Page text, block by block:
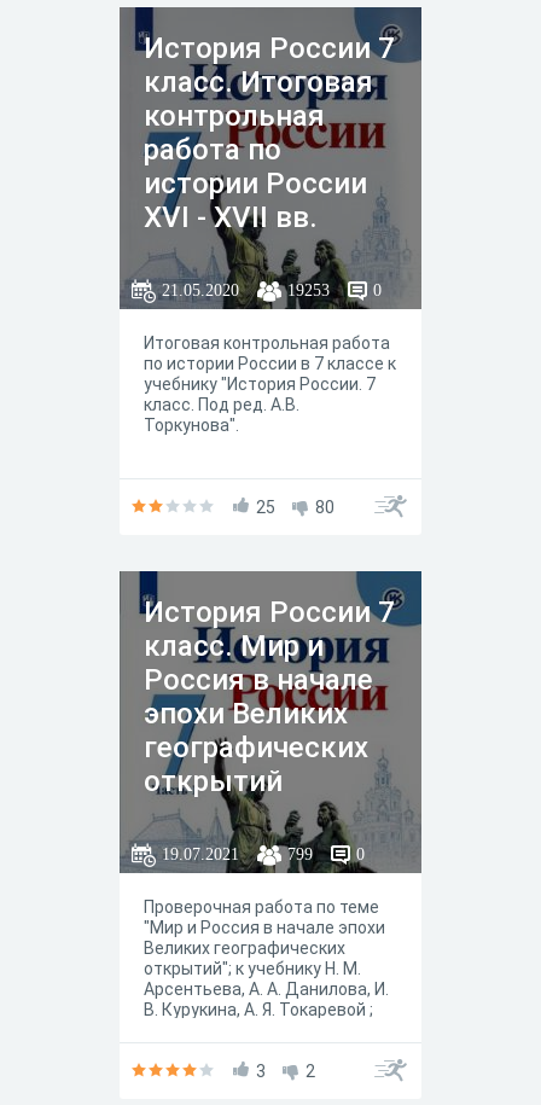
История России 7
класс. Итоговая
контрольная
работа по
истории России
XVI - XVII вв.
21.05.2020 19253 0
Итоговая контрольная работа
по истории России в 7 классе к
учебнику "История России. 7
класс. Под ред. А.В.
Торкунова".
25 80
История России 7
класс. Мир и
Россия в начале
эпохи Великих
географических
открытий
19.07.2021 799 0
Проверочная работа по теме
"Мир и Россия в начале эпохи
Великих географических
открытий"; к учебнику Н. М.
Арсентьева, А. А. Данилова, И.
В. Курукина, А. Я. Токаревой ;
класса" в 2-х частях, — М. :
3 2